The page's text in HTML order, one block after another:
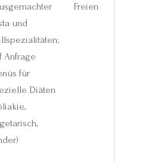
und
Anfrage
für
Diäten
Freien